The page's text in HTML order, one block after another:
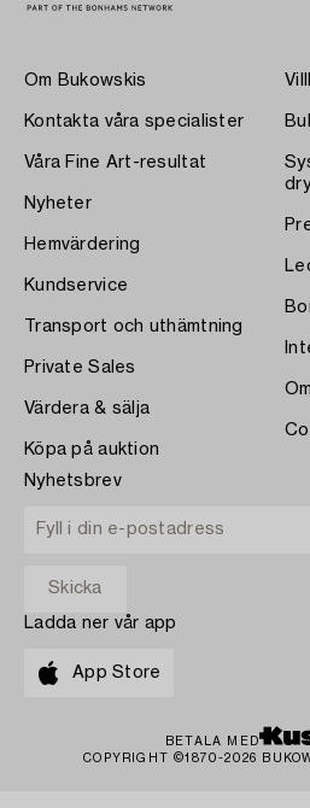
Om Bukowskis
Kontakta våra specialister
Våra Fine Art-resultat
Nyheter
Hemvärdering
Kundservice
Transport och uthämtning
Private Sales
Värdera & sälja
Köpa på auktion
Nyhetsbrev
Ladda ner vår app
App Store
BETALA MED
COPYRIGHT ©1870-2026